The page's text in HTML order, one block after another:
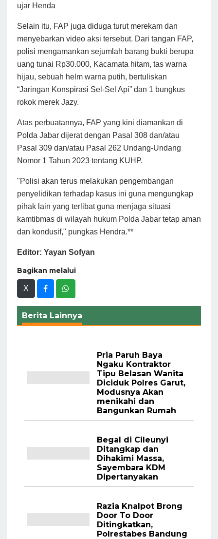
ujar Henda
Selain itu, FAP juga diduga turut merekam dan
menyebarkan video aksi tersebut. Dari tangan FAP,
polisi mengamankan sejumlah barang bukti berupa
uang tunai Rp30.000, Kacamata hitam, tas warna
hijau, sebuah helm warna putih, bertuliskan
“Jaringan Konspirasi Sel-Sel Api” dan 1 bungkus
rokok merek Jazy.
Atas perbuatannya, FAP yang kini diamankan di
Polda Jabar dijerat dengan Pasal 308 dan/atau
Pasal 309 dan/atau Pasal 262 Undang-Undang
Nomor 1 Tahun 2023 tentang KUHP.
"Polisi akan terus melakukan pengembangan
penyelidikan terhadap kasus ini guna mengungkap
pihak lain yang terlibat guna menjaga situasi
kamtibmas di wilayah hukum Polda Jabar tetap aman
dan kondusif," pungkas Hendra.**
Editor: Yayan Sofyan
Bagikan melalui
X
Berita Lainnya
Pria Paruh Baya
Ngaku Kontraktor
Tipu Belasan Wanita
Diciduk Polres Garut,
Modusnya Akan
menikahi dan
Bangunkan Rumah
Begal di Cileunyi
Ditangkap dan
Dihakimi Massa,
Sayembara KDM
Dipertanyakan
Razia Knalpot Brong
Door To Door
Ditingkatkan,
Polrestabes Bandung